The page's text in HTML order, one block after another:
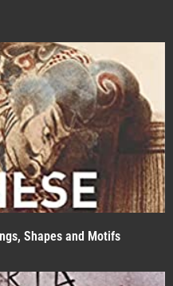
Shapes and Motifs